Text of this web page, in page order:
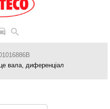
вала, диференціал